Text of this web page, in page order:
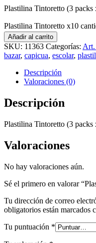
Plastilina Tintoretto (3 packs
Plastilina Tintoretto x10
Añadir al carrito
SKU: 11363 Categorías: Art.
bazar, capicua, escolar,
Descripción
Valoraciones (0)
Descripción
Plastilina Tintoretto (3 packs
Valoraciones
No hay valoraciones aún.
Sé el primero en valorar
Tu dirección de correo
obligatorios están marcados
Tu puntuación *